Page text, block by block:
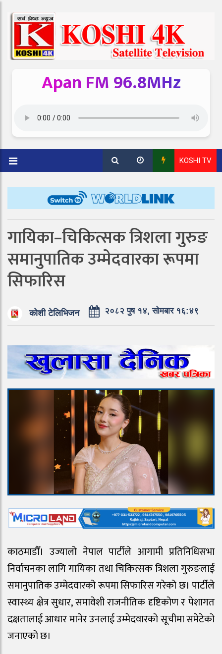
Apan FM 96.8MHz
KOSHI TV
गायिका–चिकित्सक त्रिशला गुरुङ
समानुपातिक उम्मेदवारका रूपमा
सिफारिस
कोशी टेलिभिजन २०८२ पुष १४, सोमबार १६:४९
काठमाडौँ। उज्यालो नेपाल पार्टीले आगामी प्रतिनिधिसभा
निर्वाचनका लागि गायिका तथा चिकित्सक त्रिशला गुरुङलाई
समानुपातिक उम्मेदवारको रूपमा सिफारिस गरेको छ। पार्टीले
स्वास्थ्य क्षेत्र सुधार, समावेशी राजनीतिक दृष्टिकोण र पेशागत
दक्षतालाई आधार मानेर उनलाई उम्मेदवारको सूचीमा समेटेको
जनाएको छ।